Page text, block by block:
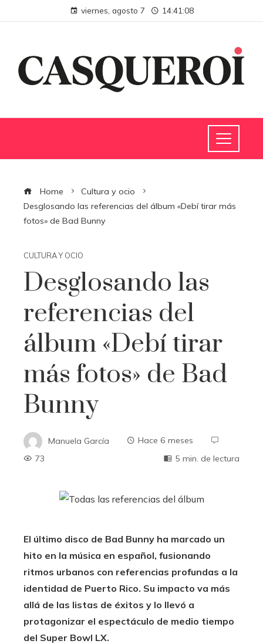
viernes, agosto 7 14:41:09
Home
Cultura y ocio
Desglosando las referencias del álbum «Debí tirar más
fotos» de Bad Bunny
CULTURA Y OCIO
Desglosando las
referencias del
álbum «Debí tirar
más fotos» de Bad
Bunny
Manuela García
Hace 6 meses
73
5 min. de lectura
El último disco de Bad Bunny ha marcado un
hito en la música en español, fusionando
ritmos urbanos con referencias profundas a la
identidad de Puerto Rico. Su impacto va más
allá de las listas de éxitos y lo llevó a
protagonizar el espectáculo de medio tiempo
del Super Bowl LX.